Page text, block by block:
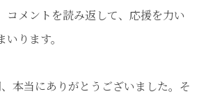
コメントを読み返して、応援を力い
いります。
本当にありがとうございました。そ